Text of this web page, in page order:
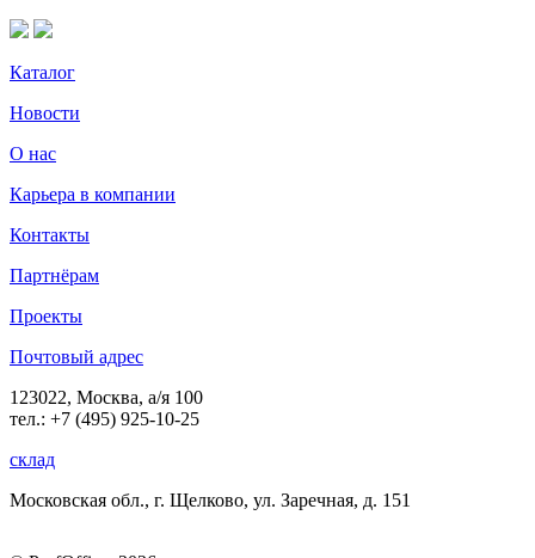
Каталог
Новости
О нас
Карьера в компании
Контакты
Партнёрам
Проекты
Почтовый адрес
123022, Москва, а/я 100
тел.: +7 (495) 925-10-25
склад
Московская обл., г. Щелково, ул. Заречная, д. 151